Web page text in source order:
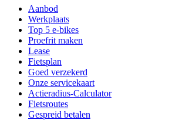
Aanbod
Werkplaats
Top 5 e-bikes
Proefrit maken
Lease
Fietsplan
Goed verzekerd
Onze servicekaart
Actieradius-Calculator
Fietsroutes
Gespreid betalen